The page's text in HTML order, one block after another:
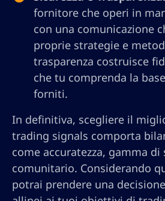
fornitore che operi in
con una comunicazione
proprie strategie e
trasparenza costruisce
che tu comprenda la
forniti.
In definitiva, scegliere il
trading signals comporta
come accuratezza, gamma
comunitario. Considerando
potrai prendere una